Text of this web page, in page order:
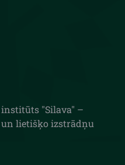
"Silava" –
lietišķo izstrādņu